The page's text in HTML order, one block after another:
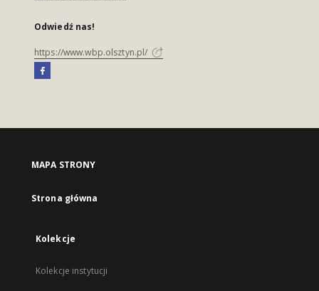
Odwiedź nas!
https://www.wbp.olsztyn.pl/
MAPA STRONY
Strona główna
Kolekcje
Kolekcje instytucji